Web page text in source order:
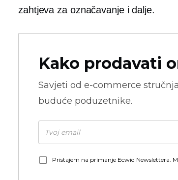
zahtjeva za označavanje i dalje.
Kako prodavati
Savjeti od e-commerce
buduće poduzetnike.
Pristajem na primanje Ecwid Newslettera.